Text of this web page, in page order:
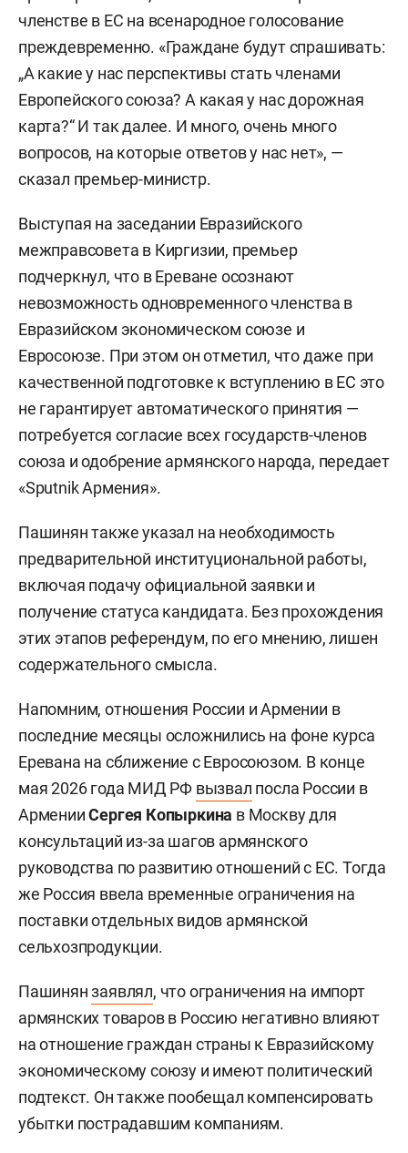
членстве в ЕС на всенародное голосование
преждевременно. «Граждане будут спрашивать:
„А какие у нас перспективы стать членами
Европейского союза? А какая у нас дорожная
карта?“ И так далее. И много, очень много
вопросов, на которые ответов у нас нет», —
сказал премьер-министр.
Выступая на заседании Евразийского
межправсовета в Киргизии, премьер
подчеркнул, что в Ереване осознают
невозможность одновременного членства в
Евразийском экономическом союзе и
Евросоюзе. При этом он отметил, что даже при
качественной подготовке к вступлению в ЕС это
не гарантирует автоматического принятия —
потребуется согласие всех государств-членов
союза и одобрение армянского народа, передает
«Sputnik Армения».
Пашинян также указал на необходимость
предварительной институциональной работы,
включая подачу официальной заявки и
получение статуса кандидата. Без прохождения
этих этапов референдум, по его мнению, лишен
содержательного смысла.
Напомним, отношения России и Армении в
последние месяцы осложнились на фоне курса
Еревана на сближение с Евросоюзом. В конце
мая 2026 года МИД РФ вызвал посла России в
АрменииСергея Копыркина в Москву для
консультаций из-за шагов армянского
руководства по развитию отношений с ЕС. Тогда
же Россия ввела временные ограничения на
поставки отдельных видов армянской
сельхозпродукции.
Пашинянзаявлял, что ограничения на импорт
армянских товаров в Россию негативно влияют
на отношение граждан страны к Евразийскому
экономическому союзу и имеют политический
подтекст. Он также пообещал компенсировать
убытки пострадавшим компаниям.